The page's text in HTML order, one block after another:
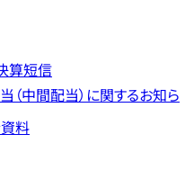
算短信
（中間配当）に関するお知ら
料